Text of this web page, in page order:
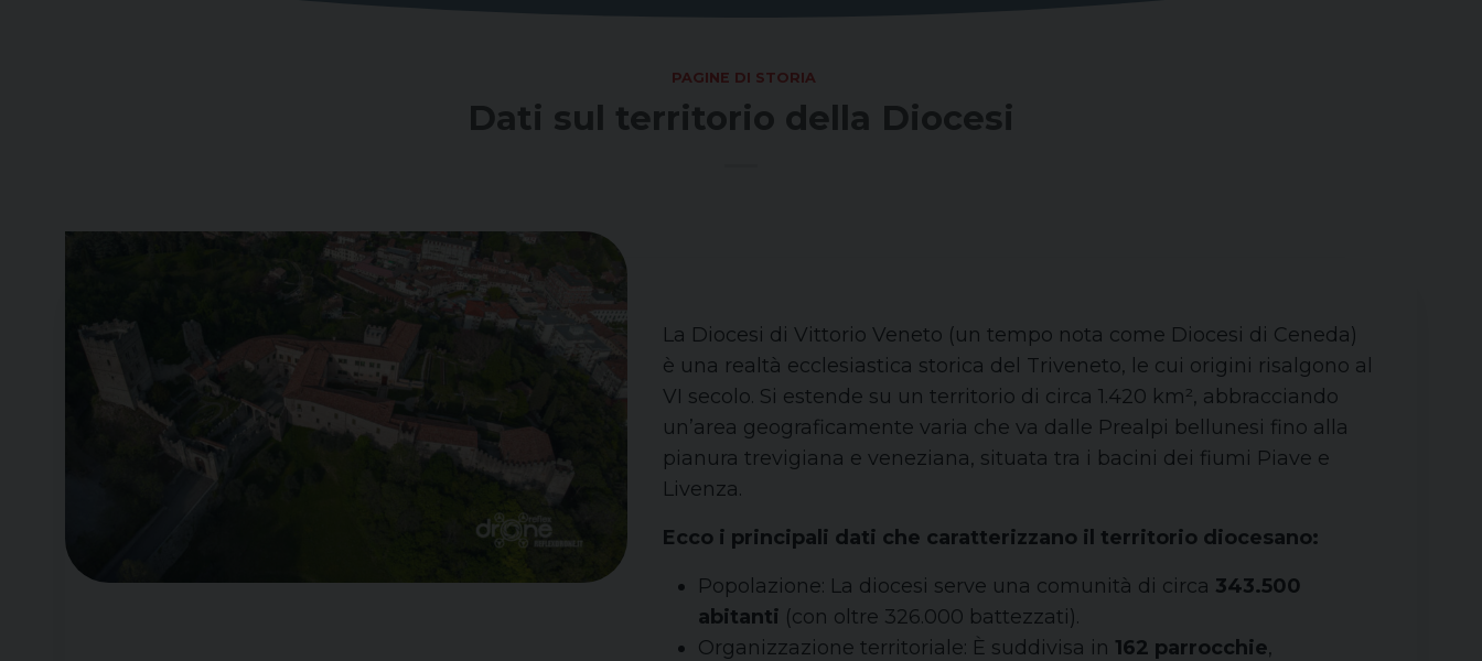
PAGINE DI STORIA
Dati sul territorio della Diocesi
La Diocesi di Vittorio Veneto (un tempo nota come Diocesi di Ceneda)
è una realtà ecclesiastica storica del Triveneto, le cui origini risalgono al
VI secolo. Si estende su un territorio di circa 1.420 km², abbracciando
un’area geograficamente varia che va dalle Prealpi bellunesi fino alla
pianura trevigiana e veneziana, situata tra i bacini dei fiumi Piave e
Livenza.
Ecco i principali dati che caratterizzano il territorio diocesano:
Popolazione: La diocesi serve una comunità di circa 343.500
abitanti (con oltre 326.000 battezzati).
Organizzazione territoriale: È suddivisa in 162 parrocchie,